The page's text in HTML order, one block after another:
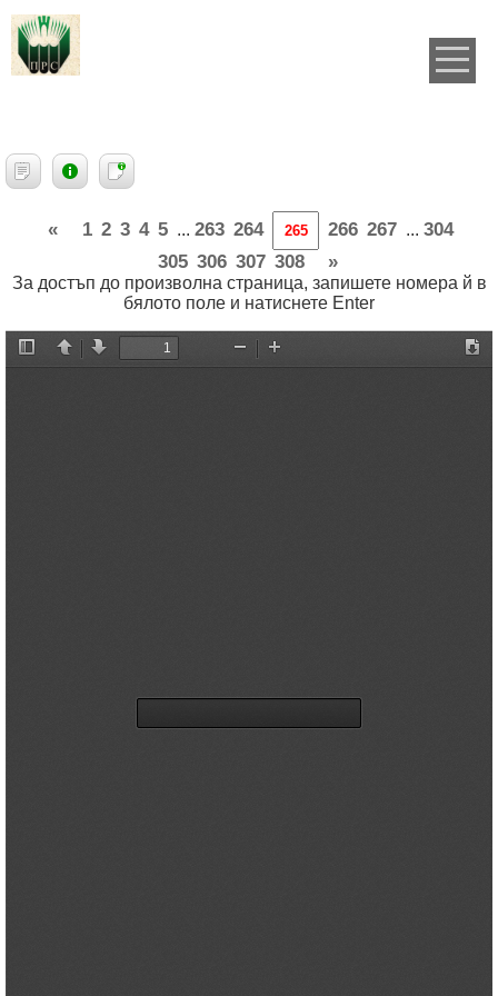
« 1 2 3 4 5 ... 263 264 266 267 ... 304
305 306 307 308 »
За достъп до произволна страница, запишете номера й в
бялото поле и натиснете Enter